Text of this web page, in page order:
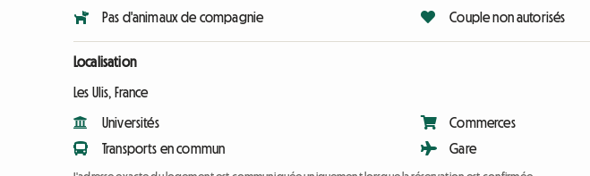
Pas d'animaux de compagnie
Couple non autorisés
Localisation
Les Ulis, France
Universités
Transports en commun
Commerces
Gare